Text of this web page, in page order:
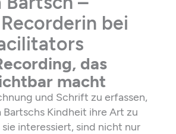
k
n
bei
das
macht
und Schrift zu erfassen,
Kindheit ihre Art zu
sie interessiert, sind nicht nur